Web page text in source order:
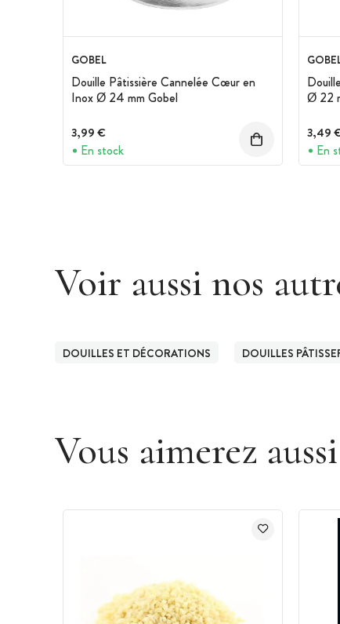
GOBEL
Douille Pâtissière Cannelée Cœur en
Inox Ø 24 mm Gobel
3,99 €
En stock
Ø 22
3,49
En
Voir aussi nos
DOUILLES ET DÉCORATIONS DOUILLES
Vous aimerez aussi